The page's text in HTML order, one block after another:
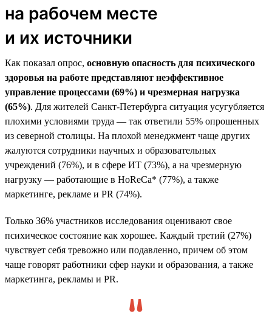
на рабочем месте
и их источники
Как показал опрос, основную опасность для психического
здоровья на работе представляют неэффективное
управление процессами (69%) и чрезмерная нагрузка
(65%). Для жителей Санкт-Петербурга ситуация усугубляется
плохими условиями труда — так ответили 55% опрошенных
из северной столицы. На плохой менеджмент чаще других
жалуются сотрудники научных и образовательных
учреждений (76%), и в сфере ИТ (73%), а на чрезмерную
нагрузку — работающие в HoReCa* (77%), а также
маркетинге, рекламе и PR (74%).
Только 36% участников исследования оценивают свое
психическое состояние как хорошее. Каждый третий (27%)
чувствует себя тревожно или подавленно, причем об этом
чаще говорят работники сфер науки и образования, а также
маркетинга, рекламы и PR.